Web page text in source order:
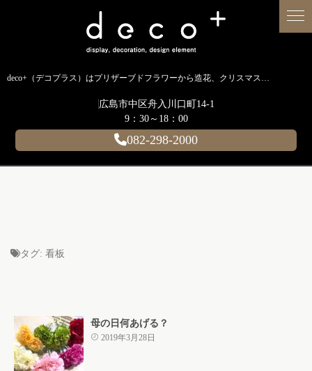
deco+（デコプラス）はプリザーブドフラワーから造花、クリスマス装飾、イルミネーションに至るまで扱う広島のディスプレイ専門ショップです。
広島市中区舟入川口町14-1
9：30～18：00
082-298-2000
タグ: 看板
母の日何あげる？
2019年3月28日